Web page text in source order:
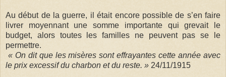
Au début de la guerre, il était encore possible de s’en faire
livrer moyennant une somme importante qui grevait le
budget, alors toutes les familles ne peuvent pas se le
permettre.
« On dit que les misères sont effrayantes cette année avec
le prix excessif du charbon et du reste. » 24/11/1915